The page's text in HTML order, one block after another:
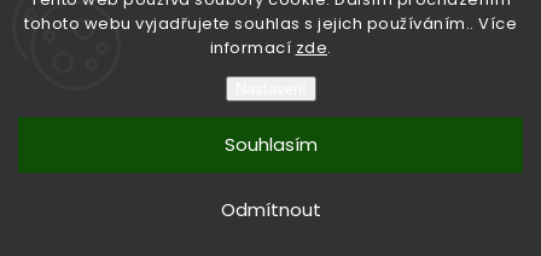
tohoto webu vyjadřujete souhlas s jejich používáním.. Více
informací zde.
Odmítnout
Souhlasím